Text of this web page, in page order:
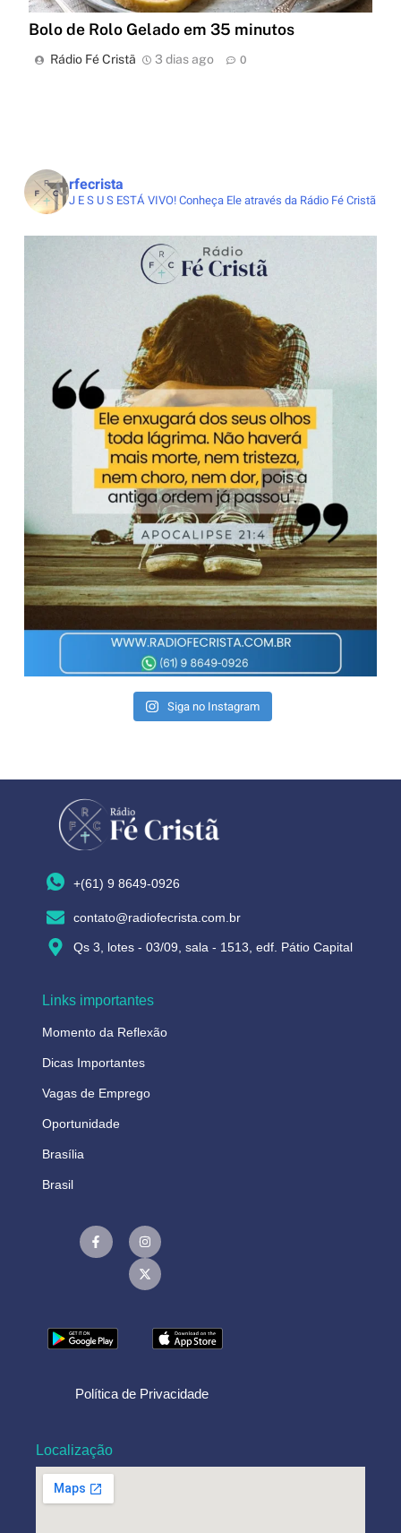
Bolo de Rolo Gelado em 35 minutos
Rádio Fé Cristã 3 dias ago 0
rfecrista
J E S U S ESTÁ VIVO!Conheça Ele através da Rádio Fé Cristã
Siga no Instagram
+(61) 9 8649-0926
contato@radiofecrista.com.br
Qs 3, lotes - 03/09, sala - 1513, edf. Pátio Capital
Links importantes
Momento da Reflexão
Dicas Importantes
Vagas de Emprego
Oportunidade
Brasília
Brasil
Política de Privacidade
Localização